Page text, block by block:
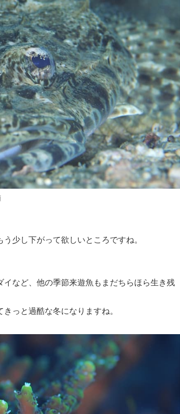
少し下がって欲しいところですね。
など、他の季節来遊魚もまだちらほら生き残
っと過酷な冬になりますね。